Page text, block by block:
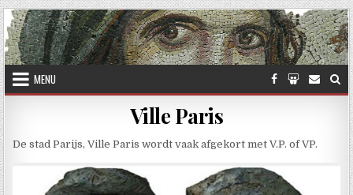
Skip to content
MENU
Ville Paris
De stad Parijs, Ville Paris wordt vaak afgekort met V.P. of VP.